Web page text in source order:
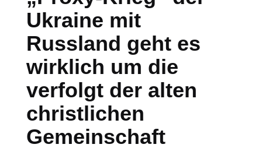
Ukraine mit
Russland geht es
wirklich um die
verfolgt der alten
christlichen
Gemeinschaft